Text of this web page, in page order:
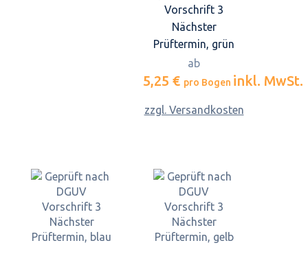
Vorschrift 3
Nächster
Prüftermin, grün
ab
5,25 € pro Bogen inkl. MwSt.
zzgl. Versandkosten